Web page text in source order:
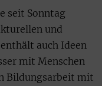
seit Sonntag
und
auch Ideen
mit Menschen
Bildungsarbeit mit